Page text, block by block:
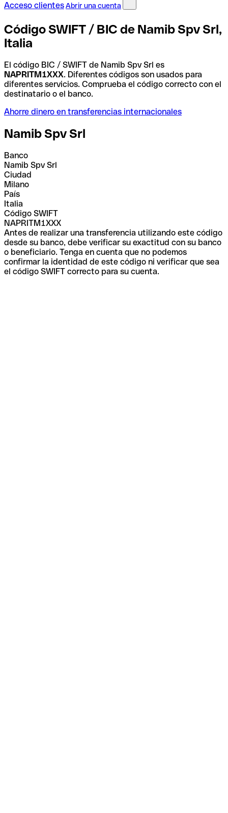
Acceso clientesAbrir una cuenta
Código SWIFT / BIC de Namib Spv Srl,
Italia
El código BIC / SWIFT de Namib Spv Srl es
NAPRITM1XXX. Diferentes códigos son usados para
diferentes servicios. Comprueba el código correcto con el
destinatario o el banco.
Ahorre dinero en transferencias internacionales
Namib Spv Srl
Banco
Namib Spv Srl
Ciudad
Milano
País
Italia
Código SWIFT
NAPRITM1XXX
Antes de realizar una transferencia utilizando este código
desde su banco, debe verificar su exactitud con su banco
o beneficiario. Tenga en cuenta que no podemos
confirmar la identidad de este código ni verificar que sea
el código SWIFT correcto para su cuenta.